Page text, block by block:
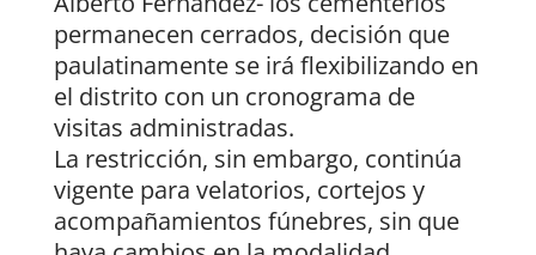
permanecen cerrados, decisión que
paulatinamente se irá flexibilizando en
el distrito con un cronograma de
visitas administradas.
La restricción, sin embargo, continúa
vigente para velatorios, cortejos y
acompañamientos fúnebres, sin que